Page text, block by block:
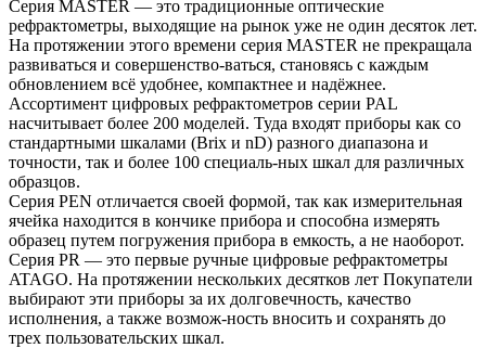
Серия MASTER — это традиционные оптические
рефрактометры, выходящие на рынок уже не один десяток лет.
На протяжении этого времени серия MASTER не прекращала
развиваться и совершенство-ваться, становясь с каждым
обновлением всё удобнее, компактнее и надёжнее.
Ассортимент цифровых рефрактометров серии PAL
насчитывает более 200 моделей. Туда входят приборы как со
стандартными шкалами (Brix и nD) разного диапазона и
точности, так и более 100 специаль-ных шкал для различных
образцов.
Серия PEN отличается своей формой, так как измерительная
ячейка находится в кончике прибора и способна измерять
образец путем погружения прибора в емкость, а не наоборот.
Серия PR — это первые ручные цифровые рефрактометры
ATAGO. На протяжении нескольких десятков лет Покупатели
выбирают эти приборы за их долговечность, качество
исполнения, а также возмож-ность вносить и сохранять до
трех пользовательских шкал.